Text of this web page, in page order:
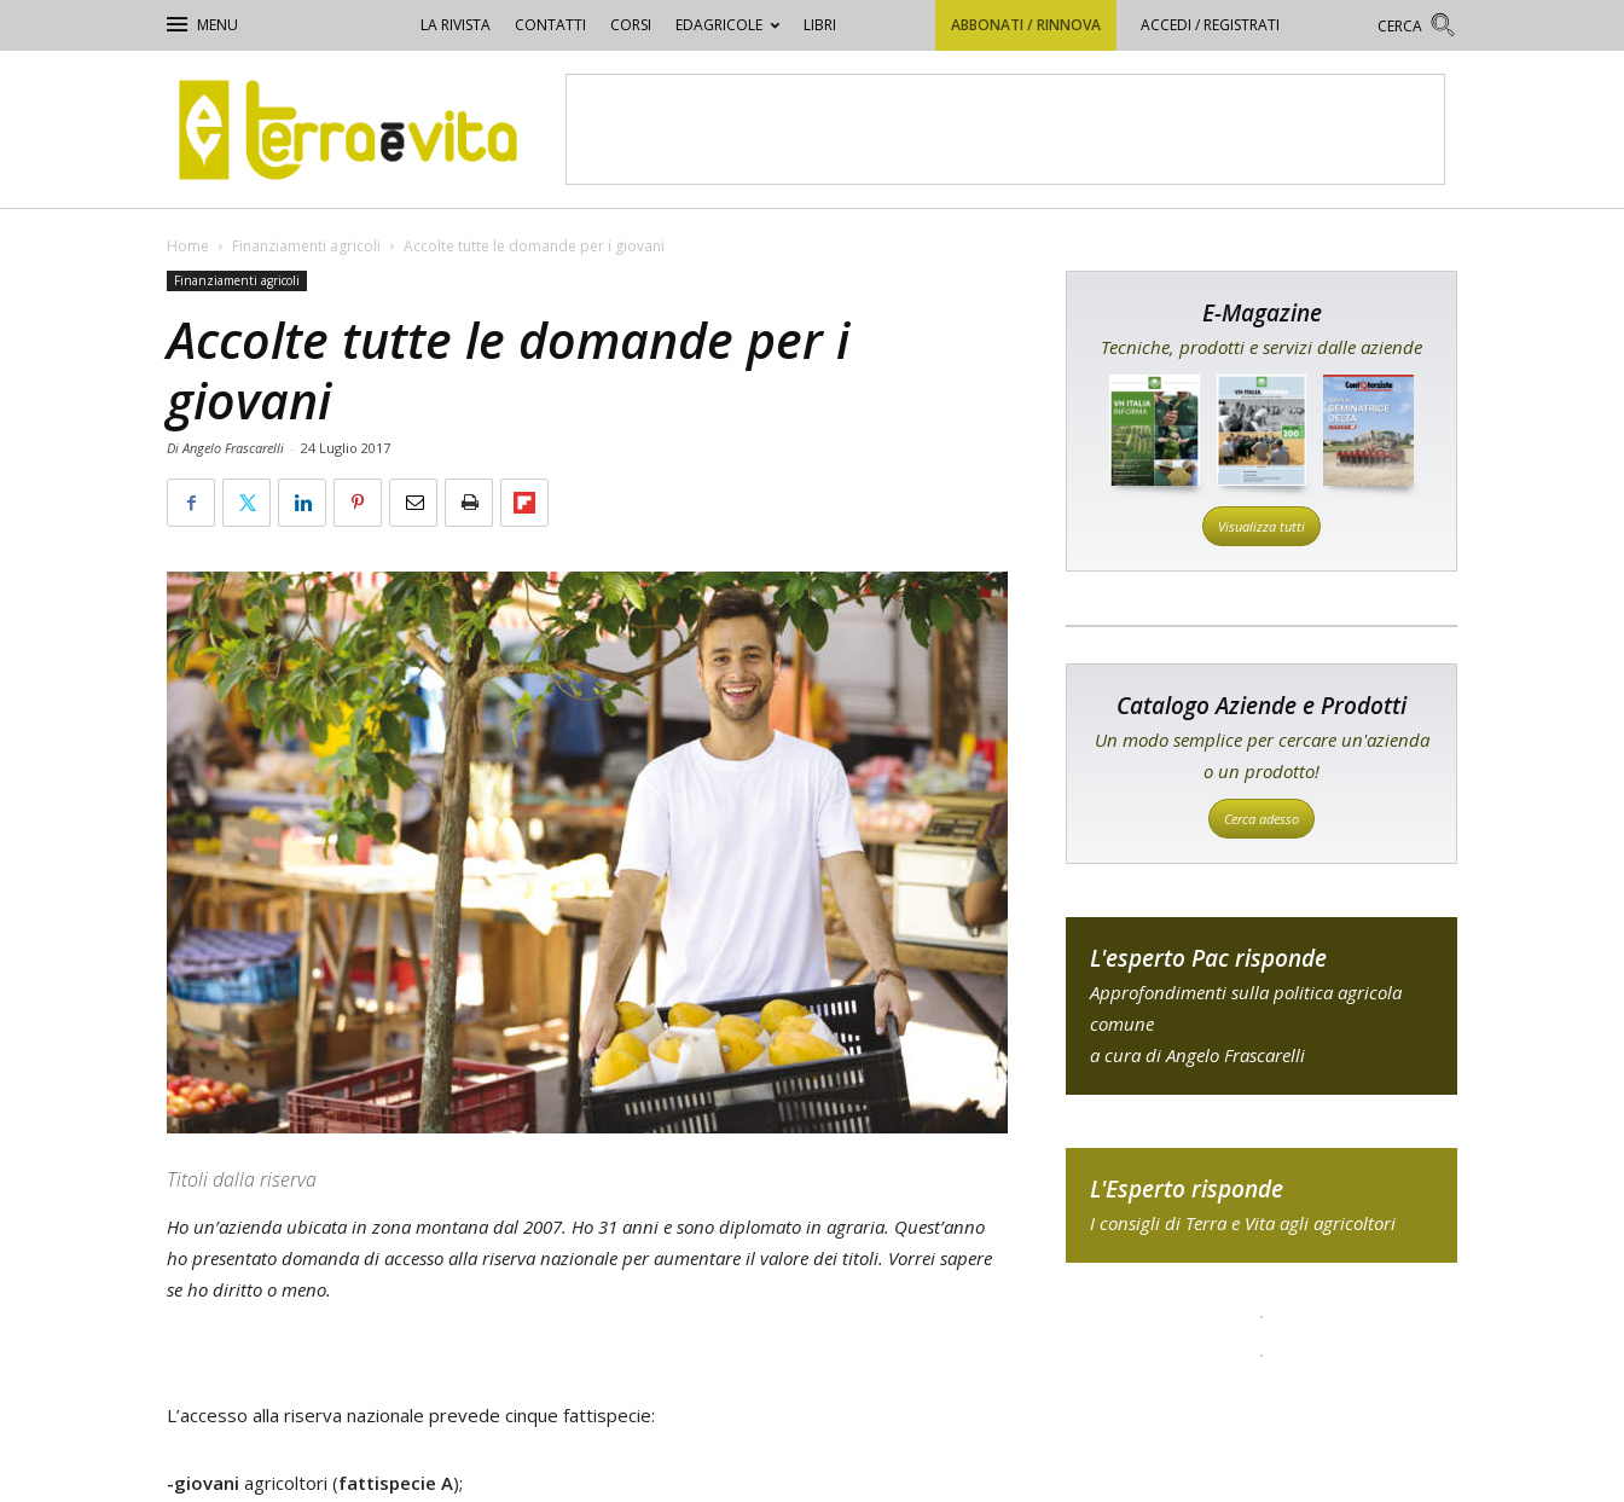
LA RIVISTA CONTATTI CORSI EDAGRICOLE LIBRI ABBONATI / RINNOVA ACCEDI / REGISTRATI
Terra
e
Vita
Home Finanziamenti agricoli Accolte tutte le domande per i giovani
Finanziamenti agricoli
Accolte tutte le domande per i
giovani
Di Angelo Frascarelli - 24 Luglio 2017
Titoli dalla riserva
Ho un’azienda ubicata in zona montana dal 2007. Ho 31 anni e sono diplomato in agraria. Quest’anno
ho presentato domanda di accesso alla riserva nazionale per aumentare il valore dei titoli. Vorrei sapere
se ho diritto o meno.
L’accesso alla riserva nazionale prevede cinque fattispecie:
-giovani agricoltori (fattispecie A);
E-Magazine
Tecniche, prodotti e servizi dalle aziende
Visualizza tutti
Catalogo Aziende e Prodotti
Un modo semplice per cercare un'azienda
o un prodotto!
Cerca adesso
L'esperto Pac risponde
Approfondimenti sulla politica agricola
comune
a cura di Angelo Frascarelli
L'Esperto risponde
I consigli di Terra e Vita agli agricoltori